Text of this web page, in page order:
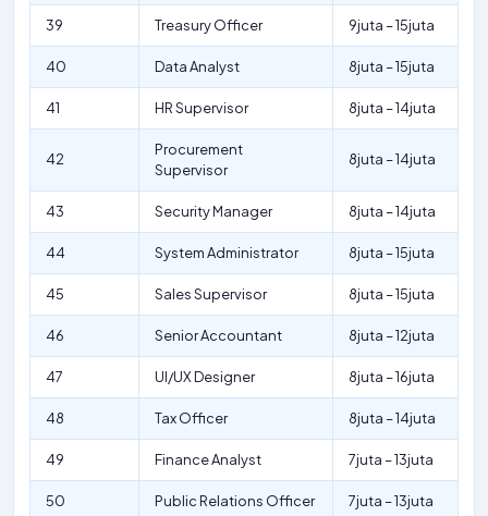
39 Treasury Officer 9juta – 15juta
40 Data Analyst 8juta – 15juta
41 HR Supervisor 8juta – 14juta
42
Procurement
Supervisor
8juta – 14juta
43 Security Manager 8juta – 14juta
44 System Administrator 8juta – 15juta
45 Sales Supervisor 8juta – 15juta
46 Senior Accountant 8juta – 12juta
47 UI/UX Designer 8juta – 16juta
48 Tax Officer 8juta – 14juta
49 Finance Analyst 7juta – 13juta
50 Public Relations Officer 7juta – 13juta